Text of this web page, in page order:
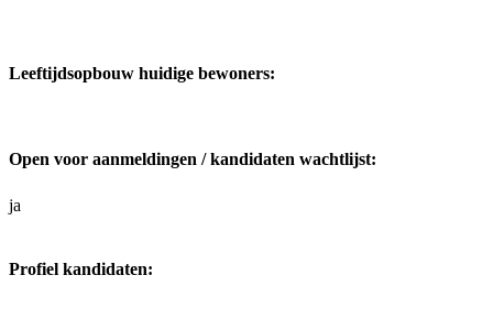
Leeftijdsopbouw huidige bewoners:
Open voor aanmeldingen / kandidaten wachtlijst:
ja
Profiel kandidaten: